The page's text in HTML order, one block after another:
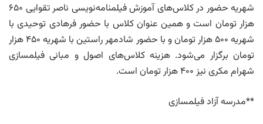
شهریه حضور در کلاس‌های آموزش فیلمنامه‌نویسی ناصر تقوایی ۶۵۰
هزار تومان است و همین عنوان کلاس با حضور فرهادی توحیدی با
شهریه ۵۰۰ هزار تومان و با حضور شادمهر راستین با شهریه ۴۵۰ هزار
تومان برگزار می‌شود. هزینه کلاس‌های اصول و مبانی فیلمسازی
شهرام مکری نیز ۴۰۰ هزار تومان است.
**مدرسه آزاد فیلمسازی